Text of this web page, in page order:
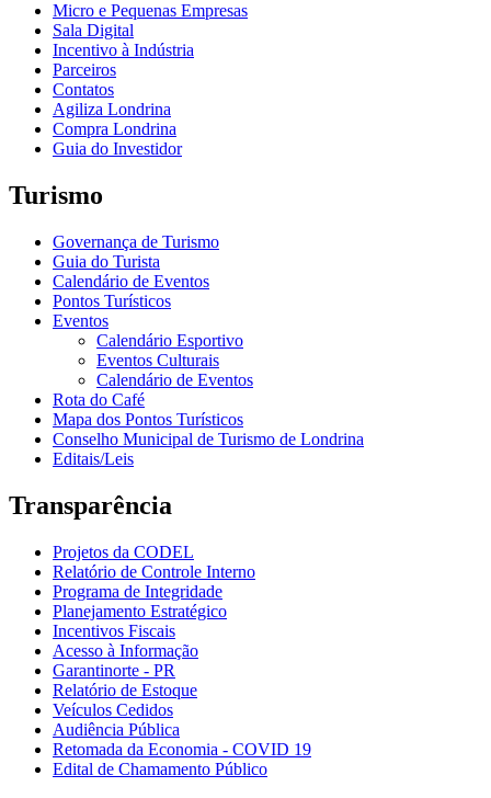
Micro e Pequenas Empresas
Sala Digital
Incentivo à Indústria
Parceiros
Contatos
Agiliza Londrina
Compra Londrina
Guia do Investidor
Turismo
Governança de Turismo
Guia do Turista
Calendário de Eventos
Pontos Turísticos
Eventos
Calendário Esportivo
Eventos Culturais
Calendário de Eventos
Rota do Café
Mapa dos Pontos Turísticos
Conselho Municipal de Turismo de Londrina
Editais/Leis
Transparência
Projetos da CODEL
Relatório de Controle Interno
Programa de Integridade
Planejamento Estratégico
Incentivos Fiscais
Acesso à Informação
Garantinorte - PR
Relatório de Estoque
Veículos Cedidos
Audiência Pública
Retomada da Economia - COVID 19
Edital de Chamamento Público